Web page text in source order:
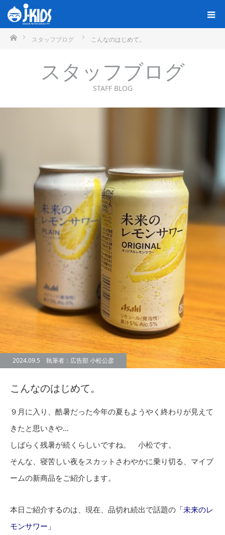
ホームスタッフブログ こんなのはじめて。
スタッフブログ
STAFF BLOG
2024.09.5 執筆者：広告部 小松公彦
こんなのはじめて。
９月に入り、酷暑だった今年の夏もようやく終わりが見えて
きたと思いきや…
しばらく残暑が続くらしいですね。 小松です。
そんな、寝苦しい夜をスカットさわやかに乗り切る、マイブ
ームの新商品をご紹介します。
本日ご紹介するのは、現在、品切れ続出で話題の 「未来のレ
モンサワー」